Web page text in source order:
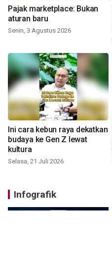
Pajak marketplace: Bukan
aturan baru
Senin, 3 Agustus 2026
Ini cara kebun raya dekatkan
budaya ke Gen Z lewat
kultura
Selasa, 21 Juli 2026
Infografik